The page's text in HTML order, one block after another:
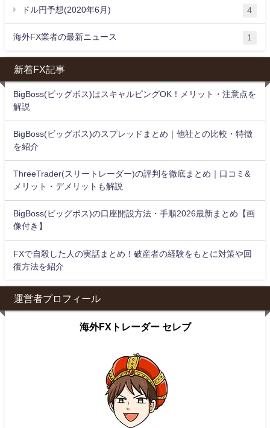
ドル円予想(2020年6月) 4
海外FX業者の最新ニュース 1
新着FX記事
BigBoss(ビッグボス)はスキャルピングOK！メリット・注意点を
解説
BigBoss(ビッグボス)のスプレッドまとめ｜他社との比較・特徴
を紹介
ThreeTrader(スリートレーダー)の評判を徹底まとめ｜口コミ&
メリット・デメリットも解説
BigBoss(ビッグボス)の口座開設方法・手順2026最新まとめ【画
像付き】
FXで自殺した人の実話まとめ！破産者の経験をもとに対策や回
復方法を紹介
運営者プロフィール
海外FXトレーダー セレブ